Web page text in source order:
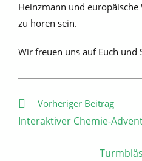
Heinzmann und
zu hören sein.
Wir freuen uns auf Euch und
Weitere
ansehen
Vorheriger Beitrag
Interaktiver Chemie-